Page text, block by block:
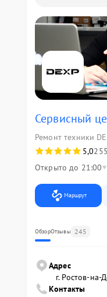
Сервисный
Ремонт техники
5,0
Открыто до 21:00
Маршрут
ОбзорОтзывы 245
Адрес
г. Ростов-на-
Контакты